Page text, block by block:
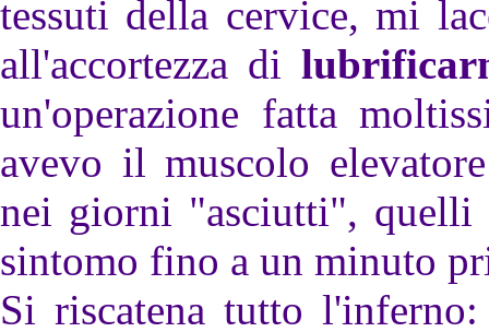
tessuti della cervice, mi
all'accortezza di
un'operazione fatta
avevo il muscolo
nei giorni "asciutti", quelli
sintomo fino a un minuto
Si riscatena tutto